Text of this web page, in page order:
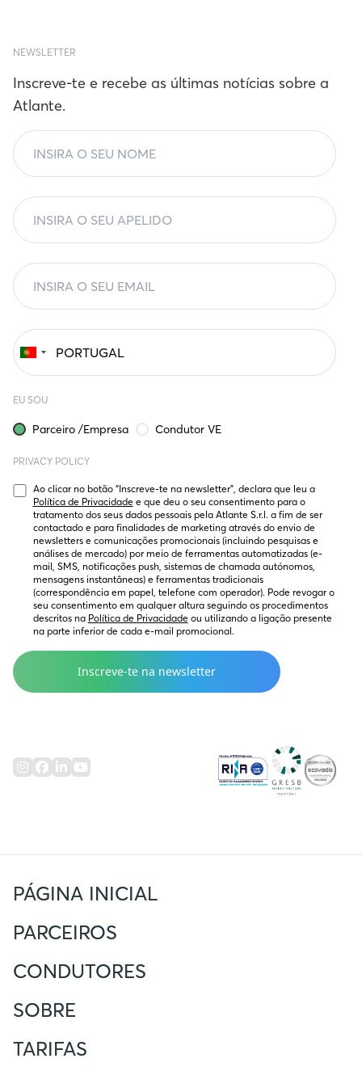
PÁGINA INICIAL
PARCEIROS
CONDUTORES
SOBRE
TARIFAS
NEWSLETTER
Inscreve-te e recebe as últimas notícias sobre a
Atlante.
EU SOU
Parceiro /Empresa Condutor VE
PRIVACY POLICY
Ao clicar no botão “Inscreve-te na newsletter”, declara que leu a
Política de Privacidade e que deu o seu consentimento para o
tratamento dos seus dados pessoais pela Atlante S.r.l. a fim de ser
contactado e para finalidades de marketing através do envio de
newsletters e comunicações promocionais (incluindo pesquisas e
análises de mercado) por meio de ferramentas automatizadas (e-
mail, SMS, notificações push, sistemas de chamada autónomos,
mensagens instantâneas) e ferramentas tradicionais
(correspondência em papel, telefone com operador). Pode revogar o
seu consentimento em qualquer altura seguindo os procedimentos
descritos na Política de Privacidade ou utilizando a ligação presente
na parte inferior de cada e-mail promocional.